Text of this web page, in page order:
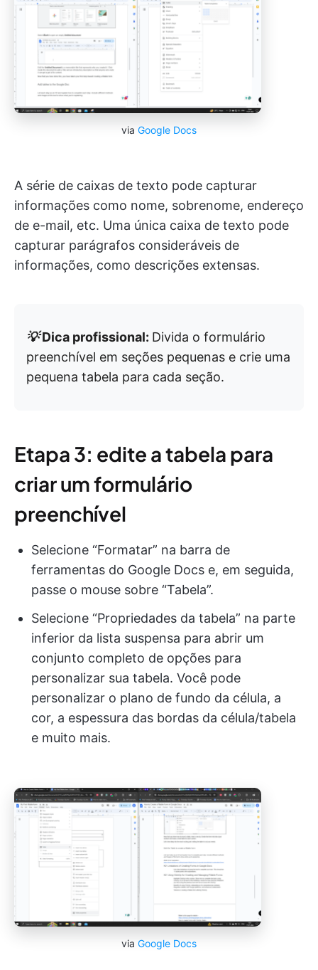
via Google Docs
A série de caixas de texto pode capturar
informações como nome, sobrenome, endereço
de e-mail, etc. Uma única caixa de texto pode
capturar parágrafos consideráveis de
informações, como descrições extensas.
💡Dica profissional: Divida o formulário
preenchível em seções pequenas e crie uma
pequena tabela para cada seção.
Etapa 3: edite a tabela para
criar um formulário
preenchível
Selecione “Formatar” na barra de
ferramentas do Google Docs e, em seguida,
passe o mouse sobre “Tabela”.
Selecione “Propriedades da tabela” na parte
inferior da lista suspensa para abrir um
conjunto completo de opções para
personalizar sua tabela. Você pode
personalizar o plano de fundo da célula, a
cor, a espessura das bordas da célula/tabela
e muito mais.
via Google Docs